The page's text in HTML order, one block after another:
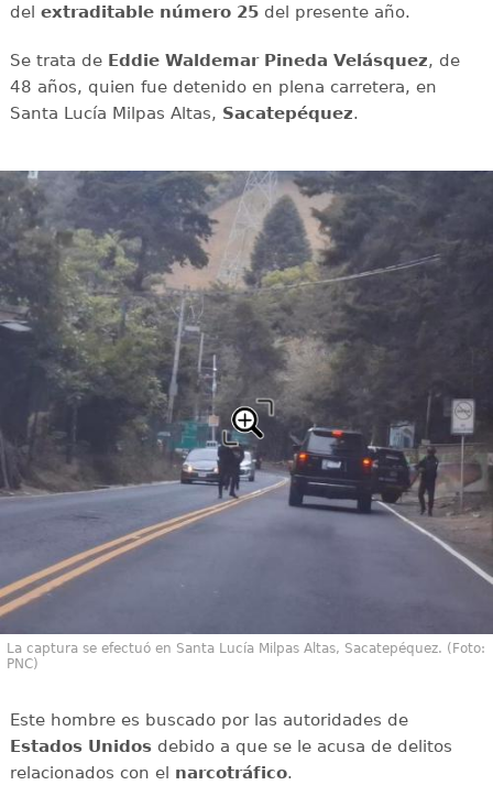
del extraditable número 25del presente año.
Se trata de Eddie Waldemar Pineda Velásquez, de
48 años, quien fue detenido en plena carretera, en
Santa Lucía Milpas Altas, Sacatepéquez.
La captura se efectuó en Santa Lucía Milpas Altas, Sacatepéquez. (Foto:
PNC)
Este hombre es buscado por las autoridades de
Estados Unidosdebido a que se le acusa de delitos
relacionados con el narcotráfico.